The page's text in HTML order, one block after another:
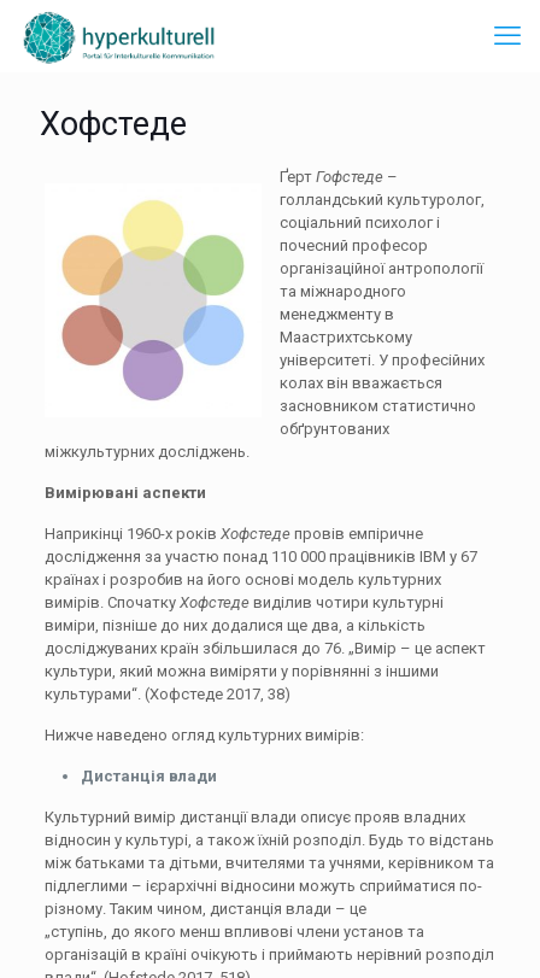
Хофстеде
Ґерт Гофстеде–
голландський культуролог,
соціальний психолог і
почесний професор
організаційної антропології
та міжнародного
менеджменту в
Маастрихтському
університеті. У професійних
колах він вважається
засновником статистично
обґрунтованих
міжкультурних досліджень.
Вимірювані аспекти
Наприкінці 1960-х років Хофстедепровів емпіричне
дослідження за участю понад 110 000 працівників IBM у 67
країнах і розробив на його основі модель культурних
вимірів. Спочатку Хофстедевиділив чотири культурні
виміри, пізніше до них додалися ще два, а кількість
досліджуваних країн збільшилася до 76. „Вимір – це аспект
культури, який можна виміряти у порівнянні з іншими
культурами“. (Хофстеде 2017, 38)
Нижче наведено огляд культурних вимірів:
Дистанція влади
Культурний вимір дистанції влади описує прояв владних
відносин у культурі, а також їхній розподіл. Будь то відстань
між батьками та дітьми, вчителями та учнями, керівником та
підлеглими – ієрархічні відносини можуть сприйматися по-
різному. Таким чином, дистанція влади – це
„ступінь, до якого менш впливові члени установ та
організацій в країні очікують і приймають нерівний розподіл